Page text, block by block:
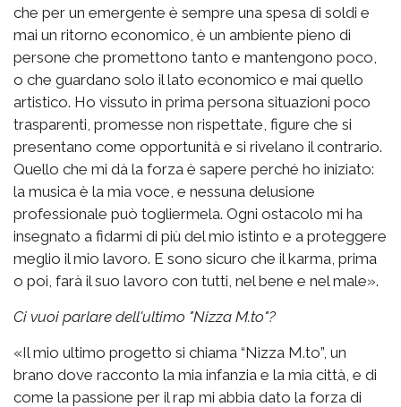
che per un emergente è sempre una spesa di soldi e
mai un ritorno economico, è un ambiente pieno di
persone che promettono tanto e mantengono poco,
o che guardano solo il lato economico e mai quello
artistico. Ho vissuto in prima persona situazioni poco
trasparenti, promesse non rispettate, figure che si
presentano come opportunità e si rivelano il contrario.
Quello che mi dà la forza è sapere perché ho iniziato:
la musica è la mia voce, e nessuna delusione
professionale può togliermela. Ogni ostacolo mi ha
insegnato a fidarmi di più del mio istinto e a proteggere
meglio il mio lavoro. E sono sicuro che il karma, prima
o poi, farà il suo lavoro con tutti, nel bene e nel male».
Ci vuoi parlare dell'ultimo "Nizza M.to"?
«Il mio ultimo progetto si chiama “Nizza M.to”, un
brano dove racconto la mia infanzia e la mia città, e di
come la passione per il rap mi abbia dato la forza di